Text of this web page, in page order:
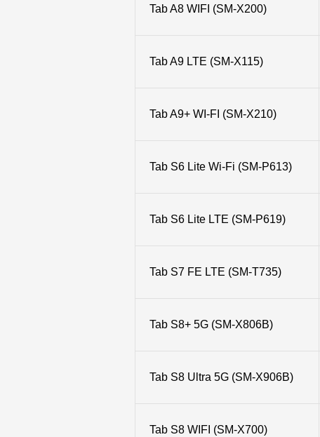
Tab A8 WIFI (SM-X200)
Tab A9 LTE (SM-X115)
Tab A9+ WI-FI (SM-X210)
Tab S6 Lite Wi-Fi (SM-P613)
Tab S6 Lite LTE (SM-P619)
Tab S7 FE LTE (SM-T735)
Tab S8+ 5G (SM-X806B)
Tab S8 Ultra 5G (SM-X906B)
Tab S8 WIFI (SM-X700)